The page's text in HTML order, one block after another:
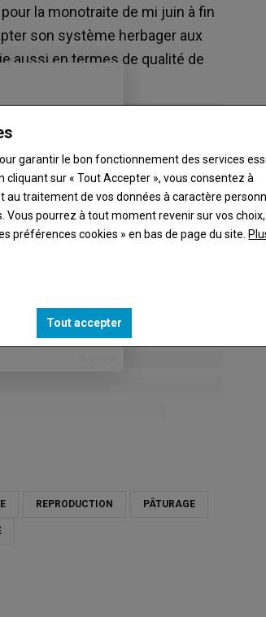
la monotraite de mi juin à fin
son système herbager aux
aussi en termes de qualité de
REPRODUCTION PÂTURAGE
garantir le bon fonctionnement des services
cliquant sur « Tout Accepter », vous consentez à
au traitement de vos données à caractère
Vous pourrez à tout moment revenir sur vos
préférences cookies » en bas de page du site.
Tout accepter